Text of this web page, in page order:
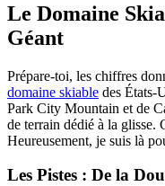
Le Domaine
Géant
Prépare-toi, les chiffres
domaine skiable des États-
Park City Mountain et de
de terrain dédié à la glisse.
Heureusement, je suis là
Les Pistes : De la